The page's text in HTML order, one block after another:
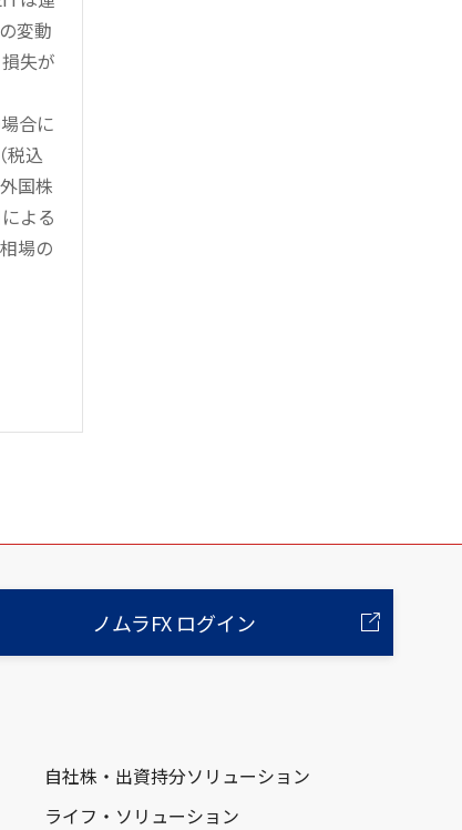
変動
失が
合に
税込
国株
よる
場の
ノムラFX ログイン
自社株・出資持分ソリューション
ライフ・ソリューション